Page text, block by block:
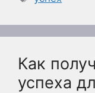
Как
успеха